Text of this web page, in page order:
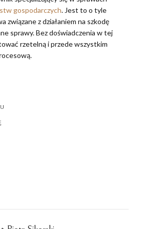
gospodarczych. Jest to o tyle
związane z działaniem na szkodę
sprawy. Bez doświadczenia w tej
rzetelną i przede wszystkim